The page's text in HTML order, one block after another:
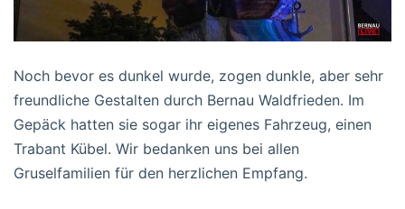
Noch bevor es dunkel wurde, zogen dunkle, aber sehr
freundliche Gestalten durch Bernau Waldfrieden. Im
Gepäck hatten sie sogar ihr eigenes Fahrzeug, einen
Trabant Kübel. Wir bedanken uns bei allen
Gruselfamilien für den herzlichen Empfang.